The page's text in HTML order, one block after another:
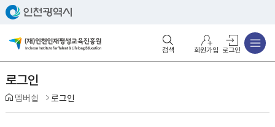
회원가입 로그인
로그인
멤버쉽 로그인